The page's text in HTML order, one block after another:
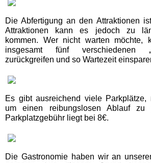
Hochschwarzwald
Adventure Golf Titisee
Bergwerk Hallwangen
Besucherbergwerk Grube
Wenzel
Schwarzwald Schramberg
Die Abfertigung an den Attraktionen
Attraktionen kann es jedoch zu
kommen. Wer nicht warten möchte,
insgesamt fünf verschiedenen
zurückgreifen und so Wartezeit
Es gibt ausreichend viele Parkplätze,
um einen reibungslosen Ablauf zu
Parkplatzgebühr liegt bei 8€.
Die Gastronomie haben wir an